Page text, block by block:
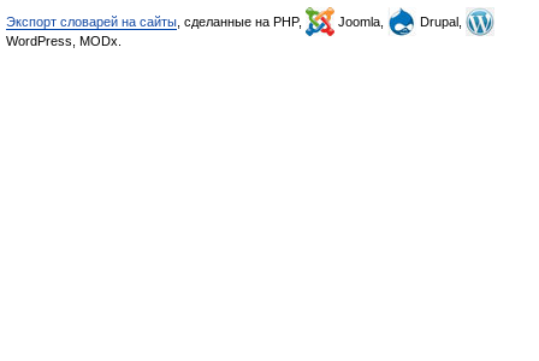
Экспорт словарей на сайты , сделанные на PHP, Joomla,
Drupal,
WordPress, MODx.